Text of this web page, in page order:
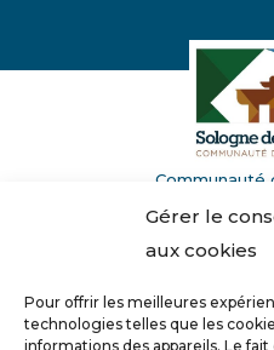
Gérer le
aux cookies
Pour offrir les meilleures
technologies telles que les
informations des appareils. Le
Communauté
Domaine
41210
02 54